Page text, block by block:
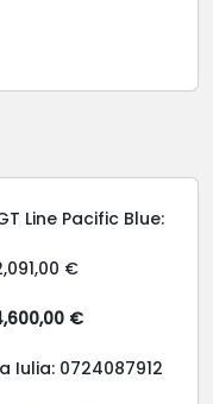
Line Pacific Blue:
€
€
Iulia: 0724087912